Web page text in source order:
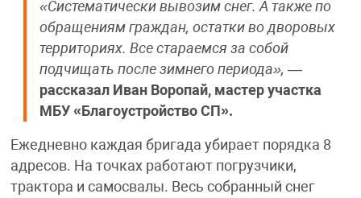
«Систематически вывозим снег. А также по
обращениям граждан, остатки во дворовых
территориях. Все стараемся за собой
подчищать после зимнего периода», —
рассказал Иван Воропай, мастер участка
МБУ «Благоустройство СП».
Ежедневно каждая бригада убирает порядка 8
адресов. На точках работают погрузчики,
трактора и самосвалы. Весь собранный снег